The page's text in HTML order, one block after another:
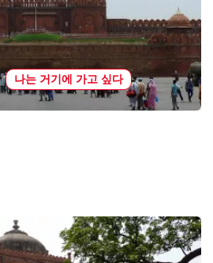
나는 거기에 가고 싶다